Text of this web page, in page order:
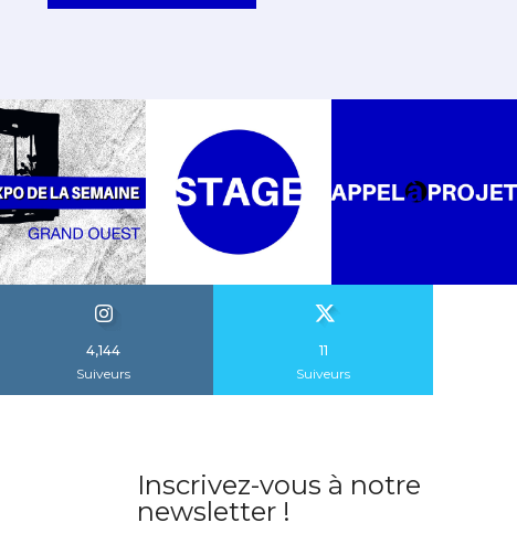
4,144
Suiveurs
11
Suiveurs
Inscrivez-vous à notre
newsletter !